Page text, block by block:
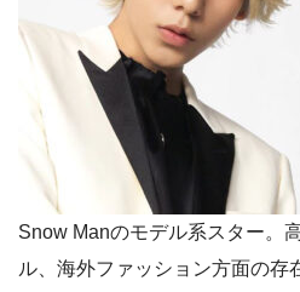
Snow Manのモデル系スター。
ル、海外ファッション方面の存